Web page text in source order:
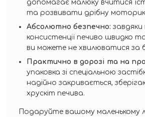
допомагає малюку вчитися
та розвивати дрібну
Абсолютно безпечно: завдяки
консистенції печиво швидко
ви можете не хвилюватися за
Практично в дорозі та на
упаковка зі спеціальною
надійно закривається,
хрускіт печива.
Подаруйте вашому маленькому